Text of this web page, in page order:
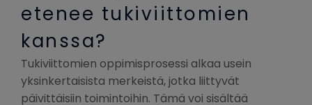
etenee tukiviittomien
kanssa?
Tukiviittomien oppimisprosessi alkaa usein
yksinkertaisista merkeistä, jotka liittyvät
päivittäisiin toimintoihin. Tämä voi sisältää